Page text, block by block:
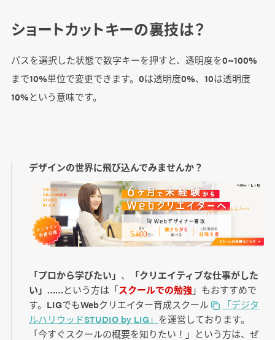
ショートカットキーの裏技は？
パスを選択した状態で数字キーを押すと、透明度を0~100%
まで10%単位で変更できます。0は透明度0%、10は透明度
10%という意味です。
デザインの世界に飛び込んでみませんか？
「プロから学びたい」 、
「クリエイティブな仕事がした
い」 ……という方は「スクールでの勉強」もおすすめで
す。LIGでもWebクリエイター育成スクール
「デジタ
ルハリウッドSTUDIO by LIG」 を運営しております。
「今すぐスクールの概要を知りたい！」という方は、ぜ